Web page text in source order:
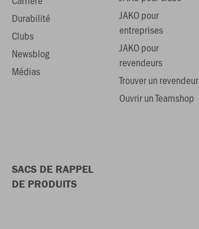
Durabilité
Clubs
Newsblog
Médias
JAKO pour
entreprises
JAKO pour
revendeurs
Trouver un revendeur
Ouvrir un Teamshop
SACS DE RAPPEL
DE PRODUITS